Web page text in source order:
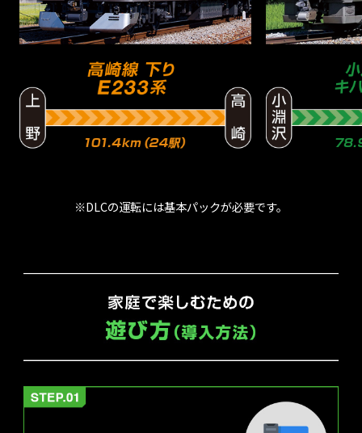
※DLCの運転には基本パックが必要です。